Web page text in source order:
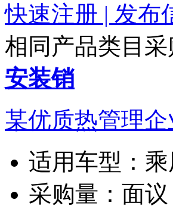
快速注册 | 发布
相同产品类目采
安装销
某优质热管理企
适用车型：
采购量： 面议